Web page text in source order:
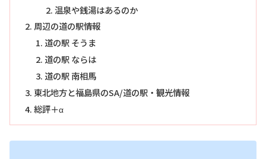
温泉や銭湯はあるのか
周辺の道の駅情報
道の駅 そうま
道の駅 ならは
道の駅 南相馬
東北地方と福島県のSA/道の駅・観光情報
総評＋α